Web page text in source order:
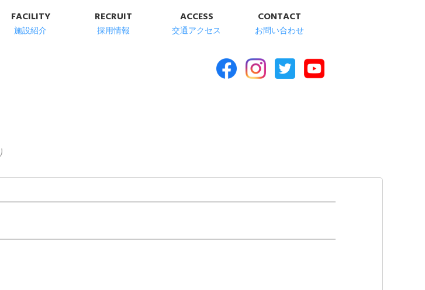
FACILITY
施設紹介
RECRUIT
採用情報
ACCESS
交通アクセス
CONTACT
お問い合わせ
石市の高齢者総合福祉施設 清華苑